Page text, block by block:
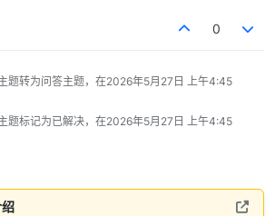
0
题转为问答主题，在2026年5月27日 上午4:45
题标记为已解决，在2026年5月27日 上午4:45